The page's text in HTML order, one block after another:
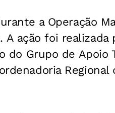
a Operação
A ação foi realizada
do Grupo de Apoio
Regional